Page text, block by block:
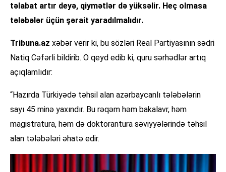
təlabat artır deyə, qiymətlər də yüksəlir. Heç olmasa
tələbələr üçün şərait yaradılmalıdır.
Tribuna.az xəbər verir ki, bu sözləri Real Partiyasının sədri
Natiq Cəfərli bildirib. O qeyd edib ki, quru sərhədlər artıq
açıqlamlıdır:
“Hazırda Türkiyədə təhsil alan azərbaycanlı tələbələrin
sayı 45 minə yaxındır. Bu rəqəm həm bakalavr, həm
magistratura, həm də doktorantura səviyyələrində təhsil
alan tələbələri əhatə edir.